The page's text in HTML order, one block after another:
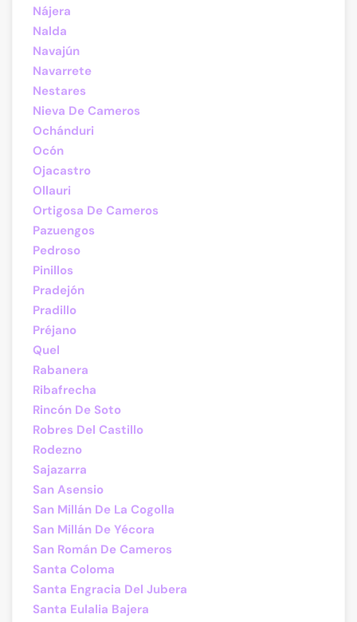
Nájera
Nalda
Navajún
Navarrete
Nestares
Nieva De Cameros
Ochánduri
Ocón
Ojacastro
Ollauri
Ortigosa De Cameros
Pazuengos
Pedroso
Pinillos
Pradejón
Pradillo
Préjano
Quel
Rabanera
Ribafrecha
Rincón De Soto
Robres Del Castillo
Rodezno
Sajazarra
San Asensio
San Millán De La Cogolla
San Millán De Yécora
San Román De Cameros
Santa Coloma
Santa Engracia Del Jubera
Santa Eulalia Bajera